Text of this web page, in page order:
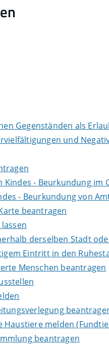
Gegenständen als
und
Kindes - Beurkundung
- Beurkundung von
beantragen
derselben Stadt
Eintritt in den
Menschen beantragen
melden
beantragen